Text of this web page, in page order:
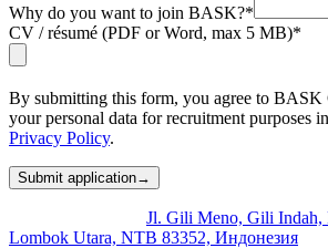
Why do you want to join BASK?*
CV / résumé (PDF or Word, max 5 MB)*
By submitting this form, you agree to BASK
your personal data for recruitment purposes
Privacy Policy.
Submit application→
Jl. Gili Meno, Gili Indah,
Lombok Utara, NTB 83352, Индонезия